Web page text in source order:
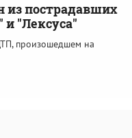
из пострадавших
и "Лексуса"
произошедшем на